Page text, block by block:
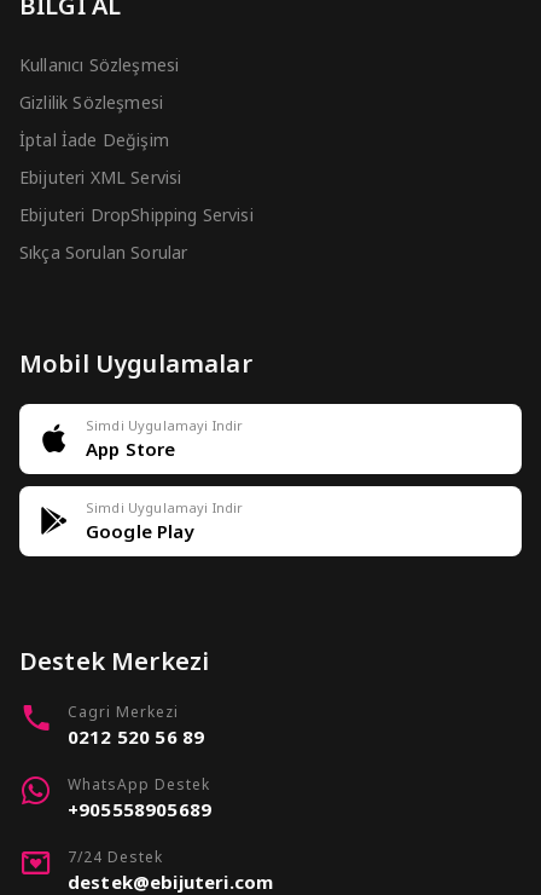
Kullanıcı Sözleşmesi
Gizlilik Sözleşmesi
İptal İade Değişim
Ebijuteri XML Servisi
Ebijuteri DropShipping Servisi
Sıkça Sorulan Sorular
Mobil Uygulamalar
Simdi Uygulamayi Indir
App Store
Simdi Uygulamayi Indir
Google Play
Destek Merkezi
Cagri Merkezi
0212 520 56 89
WhatsApp Destek
+905558905689
7/24 Destek
destek@ebijuteri.com